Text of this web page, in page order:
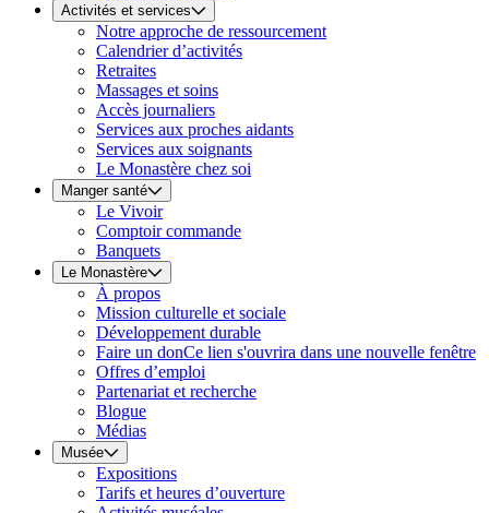
Activités et services
Notre approche de ressourcement
Calendrier d’activités
Retraites
Massages et soins
Accès journaliers
Services aux proches aidants
Services aux soignants
Le Monastère chez soi
Manger santé
Le Vivoir
Comptoir commande
Banquets
Le Monastère
À propos
Mission culturelle et sociale
Développement durable
Faire un donCe lien s'ouvrira dans une nouvelle fenêtre
Offres d’emploi
Partenariat et recherche
Blogue
Médias
Musée
Expositions
Tarifs et heures d’ouverture